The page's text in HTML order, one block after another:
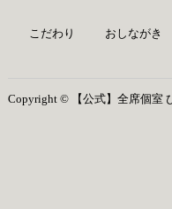
こだわり おしながき
Copyright © 【公式】全席個室